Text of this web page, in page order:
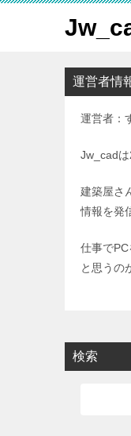
運営者情
運営者：
Jw_cad
建築屋さ
情報を発
仕事で
と思うの
検索